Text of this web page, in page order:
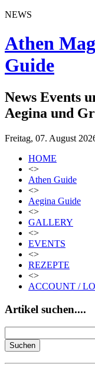
NEWS
Athen
Guide
News Events
Aegina und
Freitag, 07. August
HOME
<>
Athen Guide
<>
Aegina Guide
<>
GALLERY
<>
EVENTS
<>
REZEPTE
<>
ACCOUNT /
Artikel suchen....